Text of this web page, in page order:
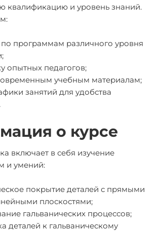
квалификацию и уровень знаний.
программам различного уровня
опытных педагогов;
учебным материалам;
занятий для удобства
о курсе
включает в себя изучение
и умений:
покрытие деталей с прямыми
плоскостями;
гальванических процессов;
деталей к гальваническому